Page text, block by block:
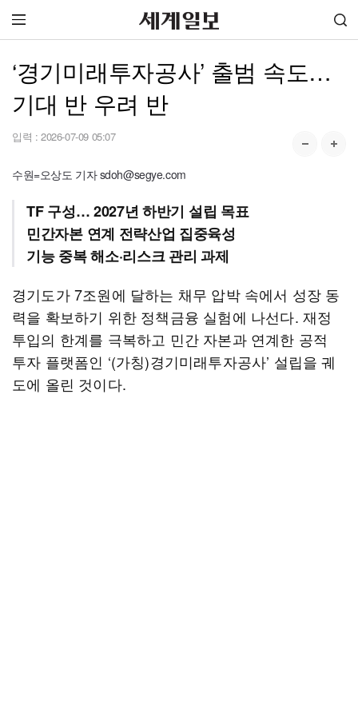
‘경기미래투자공사’ 출범 속도…
기대 반 우려 반
입력 : 2026-07-09 05:07
수원=오상도 기자 sdoh@segye.com
TF 구성… 2027년 하반기 설립 목표
민간자본 연계 전략산업 집중육성
기능 중복 해소·리스크 관리 과제
경기도가 7조원에 달하는 채무 압박 속에서 성장 동
력을 확보하기 위한 정책금융 실험에 나선다. 재정
투입의 한계를 극복하고 민간 자본과 연계한 공적
투자 플랫폼인 ‘(가칭)경기미래투자공사’ 설립을 궤
도에 올린 것이다.